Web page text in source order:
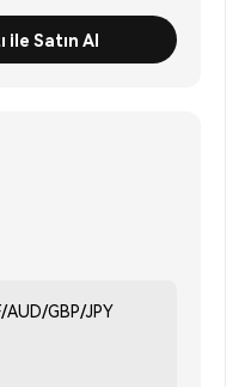
ile Satın Al
AUD/GBP/JPY